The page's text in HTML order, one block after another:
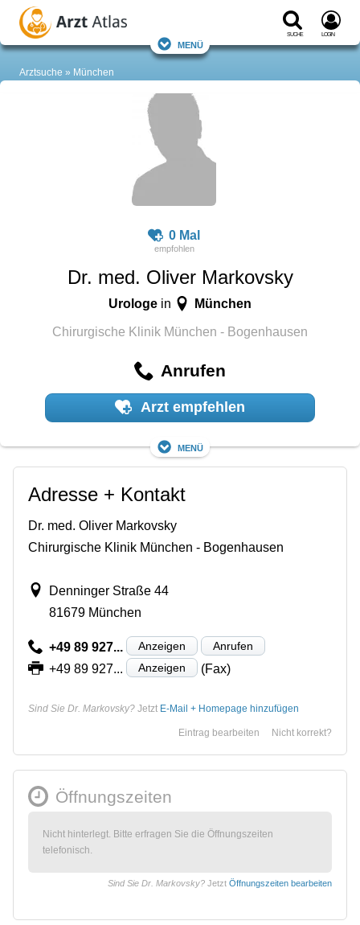
Suche Login
Menü
Arztsuche München
0 Mal
Dr. med. Oliver Markovsky
Urologein München
Chirurgische Klinik München - Bogenhausen
Anrufen
Arzt empfehlen
Menü
Adresse + Kontakt
Dr. med. Oliver Markovsky
Chirurgische Klinik München - Bogenhausen
Denninger Straße 44
81679 München
+49 89 927... Anzeigen Anrufen
+49 89 927... Anzeigen (Fax)
Sind Sie Dr. Markovsky? Jetzt E-Mail + Homepage hinzufügen
Nicht korrekt?
Eintrag bearbeiten
Öffnungszeiten
Nicht hinterlegt. Bitte erfragen Sie die Öffnungszeiten
telefonisch.
Sind Sie Dr. Markovsky? Jetzt Öffnungszeiten bearbeiten